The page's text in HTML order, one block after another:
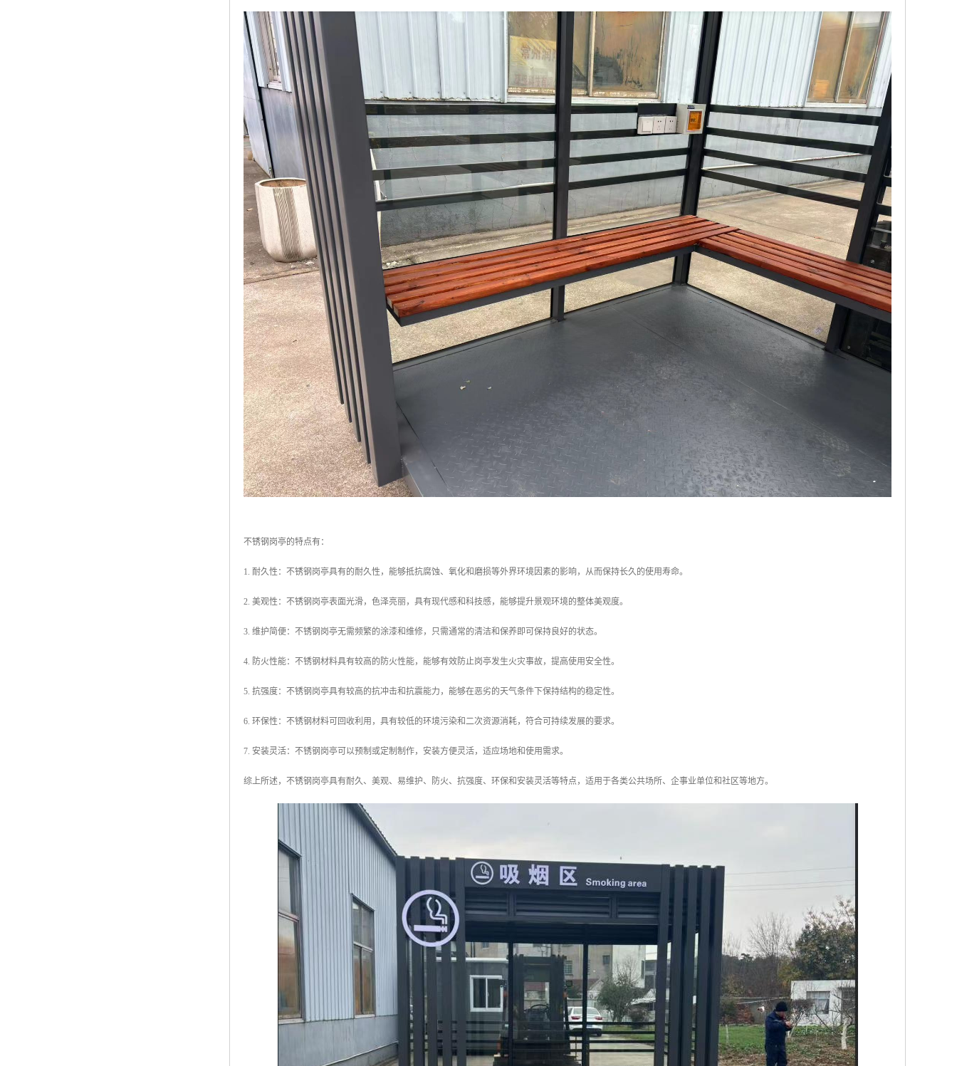
不锈钢岗亭的特点有：
1. 耐久性：不锈钢岗亭具有的耐久性，能够抵抗腐蚀、氧化和磨损等外界环境因素的影响，从而保持长久的使用寿命。
2. 美观性：不锈钢岗亭表面光滑，色泽亮丽，具有现代感和科技感，能够提升景观环境的整体美观度。
3. 维护简便：不锈钢岗亭无需频繁的涂漆和维修，只需通常的清洁和保养即可保持良好的状态。
4. 防火性能：不锈钢材料具有较高的防火性能，能够有效防止岗亭发生火灾事故，提高使用安全性。
5. 抗强度：不锈钢岗亭具有较高的抗冲击和抗震能力，能够在恶劣的天气条件下保持结构的稳定性。
6. 环保性：不锈钢材料可回收利用，具有较低的环境污染和二次资源消耗，符合可持续发展的要求。
7. 安装灵活：不锈钢岗亭可以预制或定制制作，安装方便灵活，适应场地和使用需求。
综上所述，不锈钢岗亭具有耐久、美观、易维护、防火、抗强度、环保和安装灵活等特点，适用于各类公共场所、企事业单位和社区等地方。